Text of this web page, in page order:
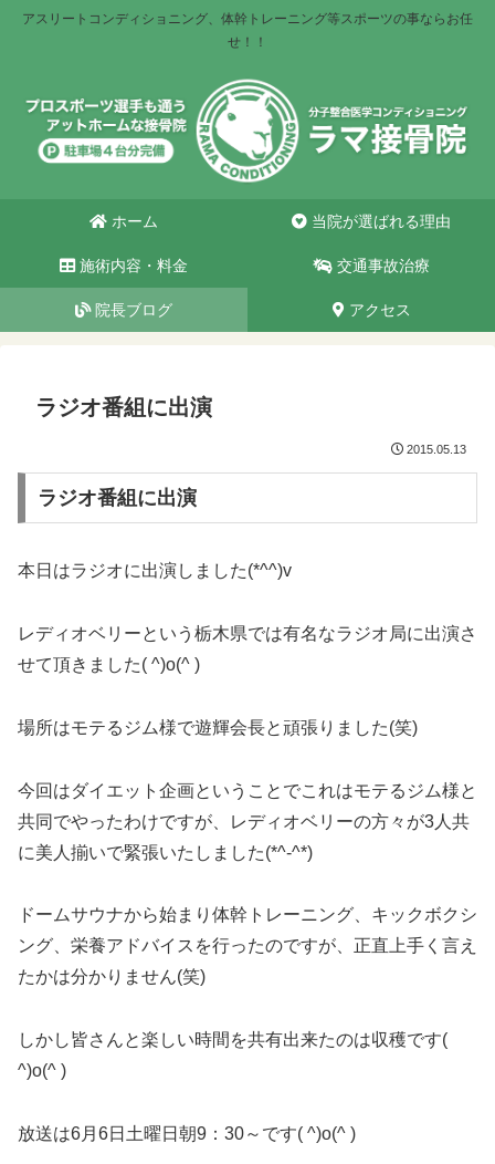
アスリートコンディショニング、体幹トレーニング等スポーツの事ならお任
せ！！
ホーム 当院が選ばれる理由
施術内容・料金 交通事故治療
院長ブログ アクセス
ラジオ番組に出演
2015.05.13
ラジオ番組に出演
本日はラジオに出演しました(*^^)v
レディオベリーという栃木県では有名なラジオ局に出演さ
せて頂きました( ^)o(^ )
場所はモテるジム様で遊輝会長と頑張りました(笑)
今回はダイエット企画ということでこれはモテるジム様と
共同でやったわけですが、レディオベリーの方々が3人共
に美人揃いで緊張いたしました(*^-^*)
ドームサウナから始まり体幹トレーニング、キックボクシ
ング、栄養アドバイスを行ったのですが、正直上手く言え
たかは分かりません(笑)
しかし皆さんと楽しい時間を共有出来たのは収穫です(
^)o(^ )
放送は6月6日土曜日朝9：30～です( ^)o(^ )